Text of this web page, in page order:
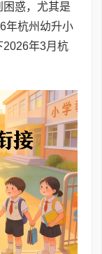
惑，尤其是
年杭州幼升小
2026年3月杭